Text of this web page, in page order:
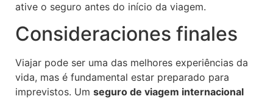
ative o seguro antes do início da viagem.
Consideraciones finales
Viajar pode ser uma das melhores experiências da
vida, mas é fundamental estar preparado para
imprevistos. Um seguro de viagem internacional